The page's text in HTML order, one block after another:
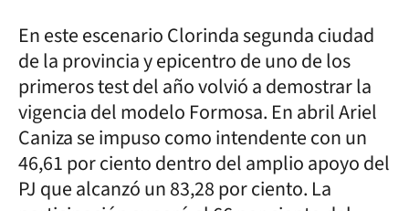
En este escenario Clorinda segunda ciudad
de la provincia y epicentro de uno de los
primeros test del año volvió a demostrar la
vigencia del modelo Formosa. En abril Ariel
Caniza se impuso como intendente con un
46,61 por ciento dentro del amplio apoyo del
PJ que alcanzó un 83,28 por ciento. La